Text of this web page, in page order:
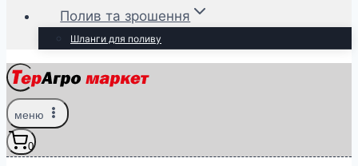
Полив та зрошення
Шланги для поливу
меню
0